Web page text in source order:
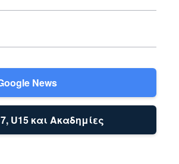
News
U15 και Ακαδημίες